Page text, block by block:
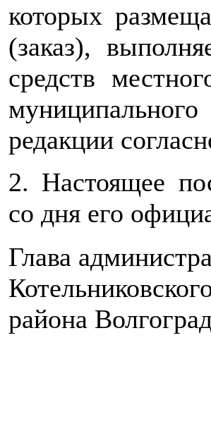
которых
(заказ),
средств
редакции
2. Настоящее
со дня его
Глава
района